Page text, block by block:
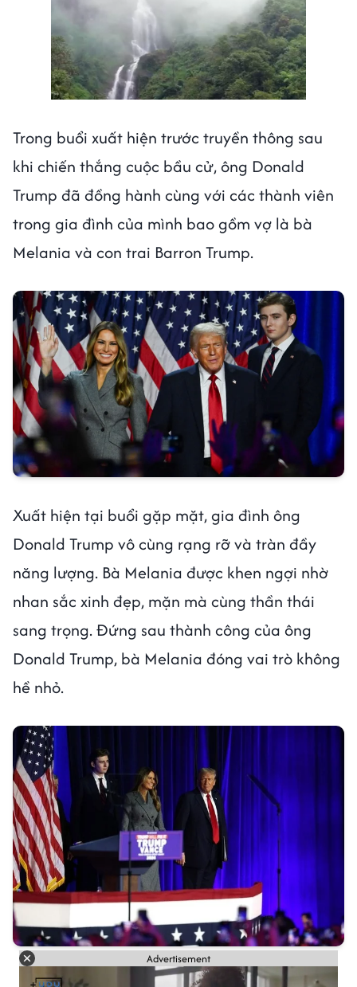
Trong buổi xuất hiện trước truyền thông sau
khi chiến thắng cuộc bầu cử, ông Donald
Trump đã đồng hành cùng với các thành viên
trong gia đình của mình bao gồm vợ là bà
Melania và con trai Barron Trump.
Xuất hiện tại buổi gặp mặt, gia đình ông
Donald Trump vô cùng rạng rỡ và tràn đầy
năng lượng. Bà Melania được khen ngợi nhờ
nhan sắc xinh đẹp, mặn mà cùng thần thái
sang trọng. Đứng sau thành công của ông
Donald Trump, bà Melania đóng vai trò không
hề nhỏ.
Advertisement